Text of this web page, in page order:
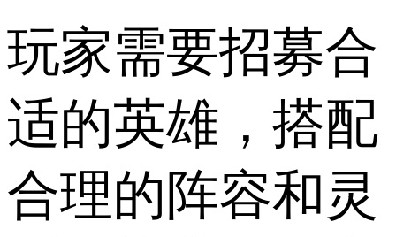
玩家需要招募合
适的英雄，搭配
合理的阵容和灵